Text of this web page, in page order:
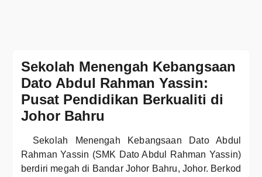
Sekolah Menengah Kebangsaan
Dato Abdul Rahman Yassin:
Pusat Pendidikan Berkualiti di
Johor Bahru
Sekolah Menengah Kebangsaan Dato Abdul
Rahman Yassin (SMK Dato Abdul Rahman Yassin)
berdiri megah di Bandar Johor Bahru, Johor. Berkod